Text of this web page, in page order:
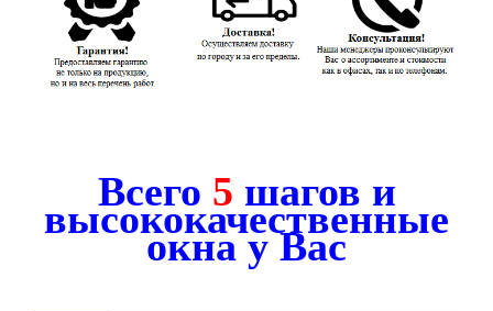
Всего 5 шагов и
высококачественные
окна у Вас